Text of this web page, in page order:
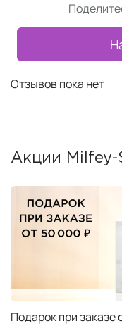
Отзывов пока нет
Акции Milfey-
Подарок при заказе